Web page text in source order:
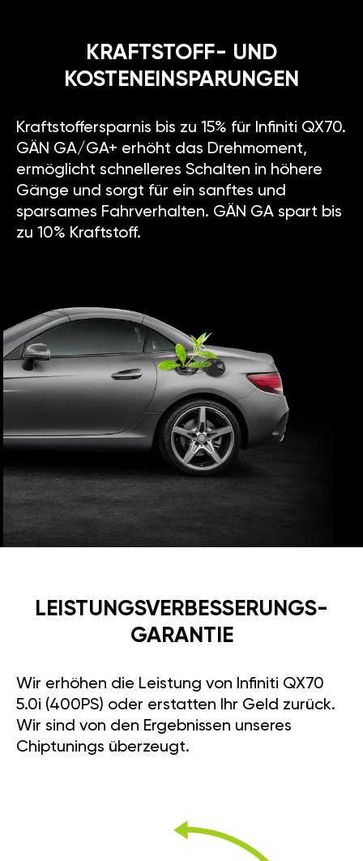
KRAFTSTOFF- UND
KOSTENEINSPARUNGEN
Kraftstoffersparnis bis zu 15% für Infiniti QX70.
GÄN GA/GA+ erhöht das Drehmoment,
ermöglicht schnelleres Schalten in höhere
Gänge und sorgt für ein sanftes und
sparsames Fahrverhalten. GÄN GA spart bis
zu 10% Kraftstoff.
LEISTUNGSVERBESSE­RUNGS­
GARANTIE
Wir erhöhen die Leistung von Infiniti QX70
5.0i (400PS) oder erstatten Ihr Geld zurück.
Wir sind von den Ergebnissen unseres
Chiptunings überzeugt.